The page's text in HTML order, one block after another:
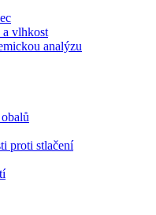
a vlhkost
analýzu
proti stlačení